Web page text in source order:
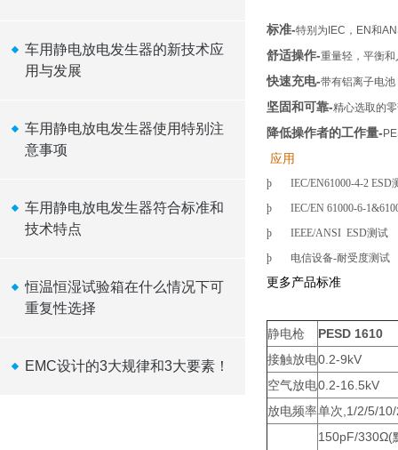
车用静电放电发生器的新技术应
用与发展
车用静电放电发生器使用特别注
意事项
车用静电放电发生器符合标准和
技术特点
恒温恒湿试验箱在什么情况下可
重复性选择
EMC设计的3大规律和3大要素！
标准-特别为 IEC ， EN和
舒适操作-重量轻，平衡
快速充电-带有铝离子电
坚固和可靠-精心选取的
降低操作者的工作量-
应用
þ IEC/EN61000-4-2 ESD
þ IEC/EN 61000-6-1
þ IEEE/ANSI ESD测试
þ 电信设备-耐受度测试
更多产品标准
静电枪
PESD 1610
接触放电0.2-9kV
空气放电0.2-16.5kV
放电频率单次,1/2/5/
150pF/330Ω(